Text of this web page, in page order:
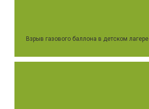
Взрыв газового баллона в детском лагере